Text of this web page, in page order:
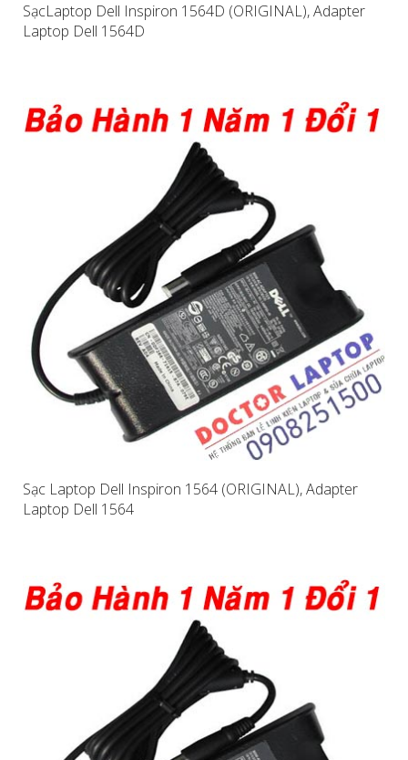
SạcLaptop Dell Inspiron 1564D (ORIGINAL), Adapter
Laptop Dell 1564D
Sạc Laptop Dell Inspiron 1564 (ORIGINAL), Adapter
Laptop Dell 1564